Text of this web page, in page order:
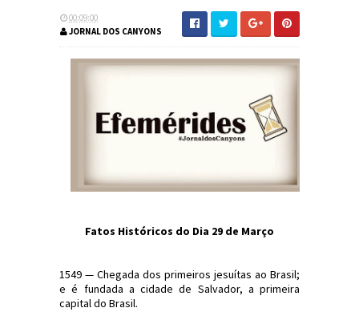
00:09:00
JORNAL DOS CANYONS
Fatos Históricos do Dia 29 de Março
1549 — Chegada dos primeiros jesuítas ao Brasil;
e é fundada a cidade de Salvador, a primeira
capital do Brasil.